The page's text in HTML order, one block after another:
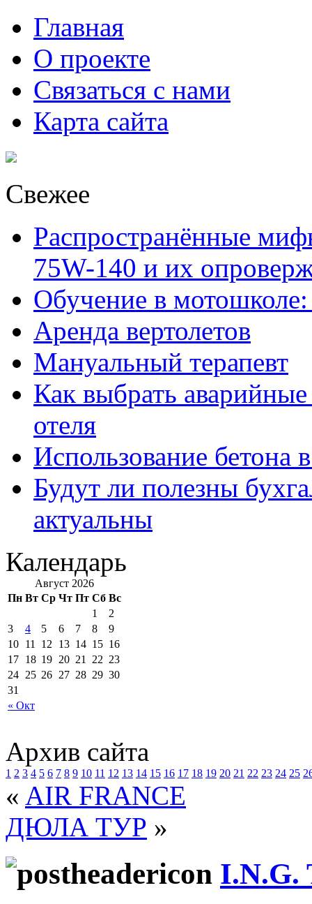
Главная
О проекте
Связаться с нами
Карта сайта
Свежее
Распространённые
75W-140 и их
Обучение в
Аренда вертолетов
Мануальный терапевт
Как выбрать
отеля
Использование бетона
Будут ли полезны
актуальны
Календарь
Август 2026
Пн Вт Ср Чт Пт Сб Вс
« Окт
1
2
3
4 5 6 7 8
9
10 11 12 13 14 15 16
17 18 19 20 21 22 23
24 25 26 27 28 29 30
31
Архив сайта
1 2 3 4 5 6 7 8 9 10 11 12 13 14 15 16 17 18 19 20 21 22 23 24 25
« AIR FRANCE
ДЮЛА ТУР »
I.N.G.